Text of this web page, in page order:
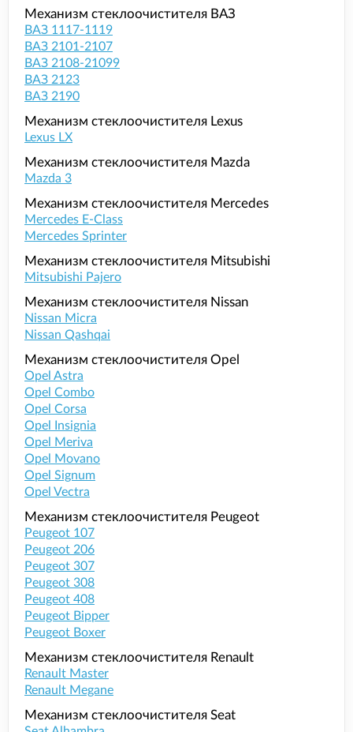
Механизм стеклоочистителя ВАЗ
ВАЗ 1117-1119
ВАЗ 2101-2107
ВАЗ 2108-21099
ВАЗ 2123
ВАЗ 2190
Механизм стеклоочистителя Lexus
Lexus LX
Механизм стеклоочистителя Mazda
Mazda 3
Механизм стеклоочистителя Mercedes
Mercedes E-Class
Mercedes Sprinter
Механизм стеклоочистителя Mitsubishi
Mitsubishi Pajero
Механизм стеклоочистителя Nissan
Nissan Micra
Nissan Qashqai
Механизм стеклоочистителя Opel
Opel Astra
Opel Combo
Opel Corsa
Opel Insignia
Opel Meriva
Opel Movano
Opel Signum
Opel Vectra
Механизм стеклоочистителя Peugeot
Peugeot 107
Peugeot 206
Peugeot 307
Peugeot 308
Peugeot 408
Peugeot Bipper
Peugeot Boxer
Механизм стеклоочистителя Renault
Renault Master
Renault Megane
Механизм стеклоочистителя Seat